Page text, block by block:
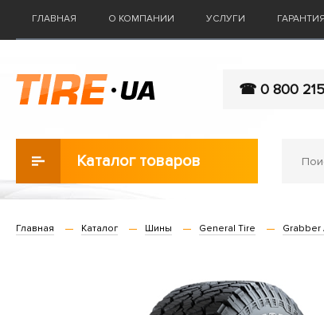
ГЛАВНАЯ О КОМПАНИИ УСЛУГИ ГАРАНТИЯ
☎ 0 800 215
Каталог товаров
Главная Каталог Шины General Tire Grabber